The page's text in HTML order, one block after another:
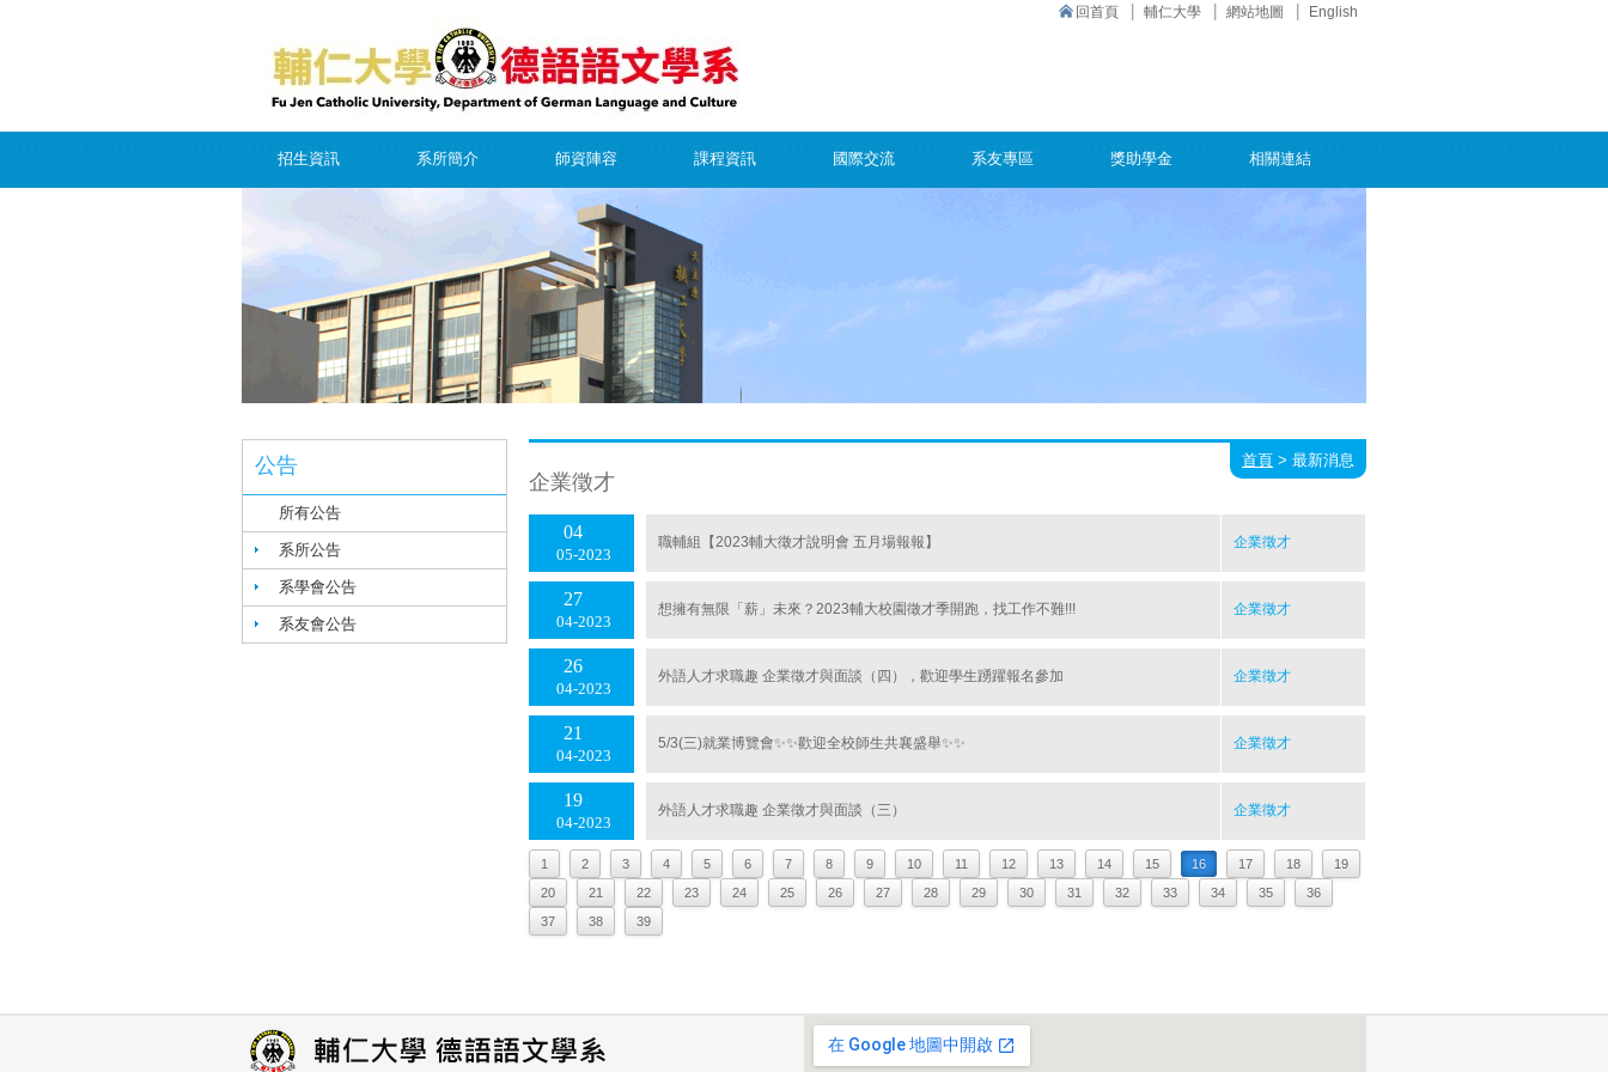
回首頁 輔仁大學 網站地圖 English
招生資訊 系所簡介 師資陣容 課程資訊 國際交流 系友專區 獎助學金 相關連結
公告
所有公告
系所公告
系學會公告
系友會公告
企業徵才
首頁 > 最新消息
05 2023
04 職輔組【2023輔大徵才說明會 五月場報報】 企業徵才
04 2023
27 想擁有無限「薪」未來？2023輔大校園徵才季開跑，找工作不難!!! 企業徵才
04 2023
26 外語人才求職趣 企業徵才與面談（四），歡迎學生踴躍報名參加 企業徵才
04 2023
21 5/3(三)就業博覽會✨✨歡迎全校師生共襄盛舉✨✨ 企業徵才
04 2023
19 外語人才求職趣 企業徵才與面談（三） 企業徵才
1 2 3 4 5 6 7 8 9 10 11 12 13 14 15 16 17 18
19
20
21 22 23 24 25 26 27 28 29 30 31 32 33 34 35
36
37
38 39